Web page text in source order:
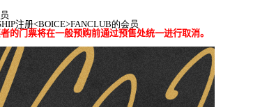
注册<BOICE>FANCLUB的会员
的门票将在一般预购前通过预售处统一进行取消。